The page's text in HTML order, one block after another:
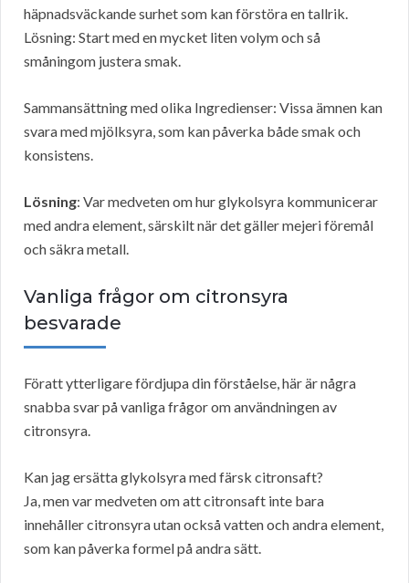
häpnadsväckande surhet som kan förstöra en tallrik.
Lösning: Start med en mycket liten volym och så
småningom justera smak.
Sammansättning med olika Ingredienser: Vissa ämnen kan
svara med mjölksyra, som kan påverka både smak och
konsistens.
Lösning: Var medveten om hur glykolsyra kommunicerar
med andra element, särskilt när det gäller mejeri föremål
och säkra metall.
Vanliga frågor om citronsyra
besvarade
Föratt ytterligare fördjupa din förståelse, här är några
snabba svar på vanliga frågor om användningen av
citronsyra.
Kan jag ersätta glykolsyra med färsk citronsaft?
Ja, men var medveten om att citronsaft inte bara
innehåller citronsyra utan också vatten och andra element,
som kan påverka formel på andra sätt.